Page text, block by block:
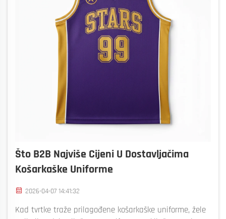
Što B2B Najviše Cijeni U Dostavljačima
Košarkaške Uniforme
2026-04-07 14:41:32
Kad tvrtke traže prilagođene košarkaške uniforme, žele